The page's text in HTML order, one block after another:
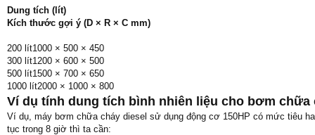
Dung tích (lít)
Kích thước gợi ý (D × R × C mm)
200 lít1000 × 500 × 450
300 lít1200 × 600 × 500
500 lít1500 × 700 × 650
1000 lít2000 × 1000 × 800
Ví dụ tính dung tích bình nhiên liệu cho bơm chữa
Ví dụ, máy bơm chữa cháy diesel sử dụng động cơ 150HP có mức tiêu
tục trong 8 giờ thì ta cần: